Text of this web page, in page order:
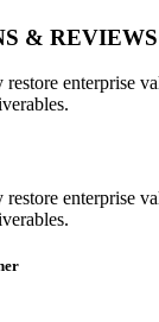
& REVIEWS
enterprise
enterprise